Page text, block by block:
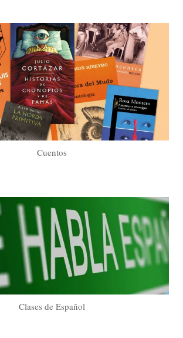
Cuentos
Clases de Español